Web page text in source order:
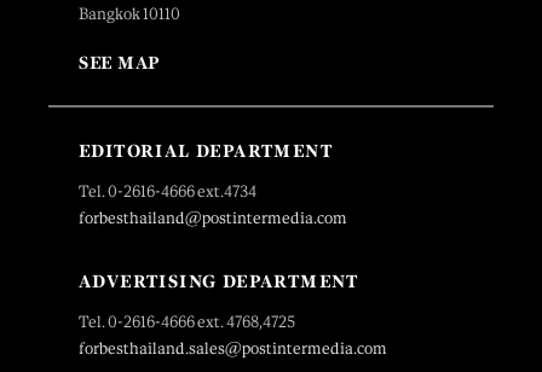
Bangkok 10110
SEE MAP
EDITORIAL DEPARTMENT
Tel. 0-2616-4666 ext.4734
forbesthailand@postintermedia.com
ADVERTISING DEPARTMENT
Tel. 0-2616-4666 ext. 4768,4725
forbesthailand.sales@postintermedia.com